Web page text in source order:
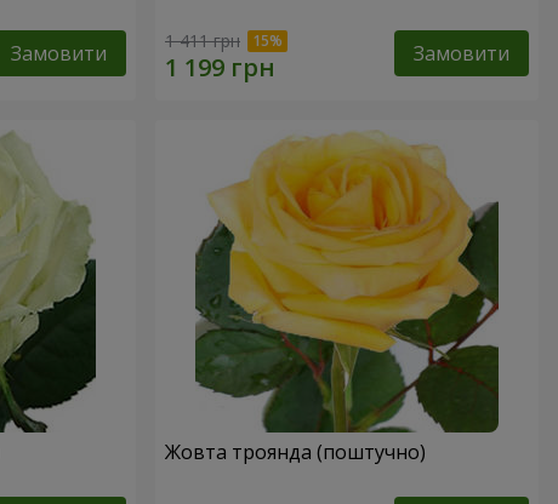
Замовити 1 411 грн Замовити
Жовта троянда (поштучно)